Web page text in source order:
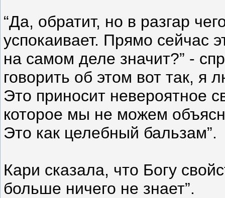
“Да, обратит, но в разгар
успокаивает. Прямо сейчас
на самом деле значит?” -
говорить об этом вот так, я
Это приносит невероятное
которое мы не можем
Это как целебный бальзам”.
Кари сказала, что Богу
больше ничего не знает”.